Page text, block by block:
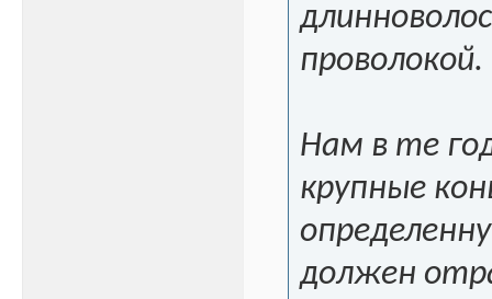
проволокой.
Нам в те
крупные
должен